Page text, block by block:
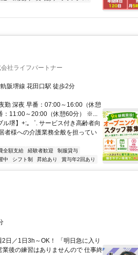
社ライフパートナー
阪堺線 花田口駅 徒歩2分
勤 深夜 早番：07:00～16:00（休憩
：11:00～20:00（休憩60分） ※...
堺】+:｡゜. サービス付き高齢者向
者様への介護業務全般を担ってい
全額支給 経験者歓迎
制服貸与
中 シフト制 昇給あり 賞与年2回あり
日／1日3h～OK！ 「明日急に入り
後の練習はありませんので 仕事終